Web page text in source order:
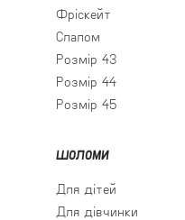
Фріскейт
Слалом
Розмір 43
Розмір 44
Розмір 45
ШОЛОМИ
Для дітей
Для дівчинки